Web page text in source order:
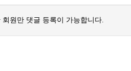
회원만 댓글 등록이 가능합니다.